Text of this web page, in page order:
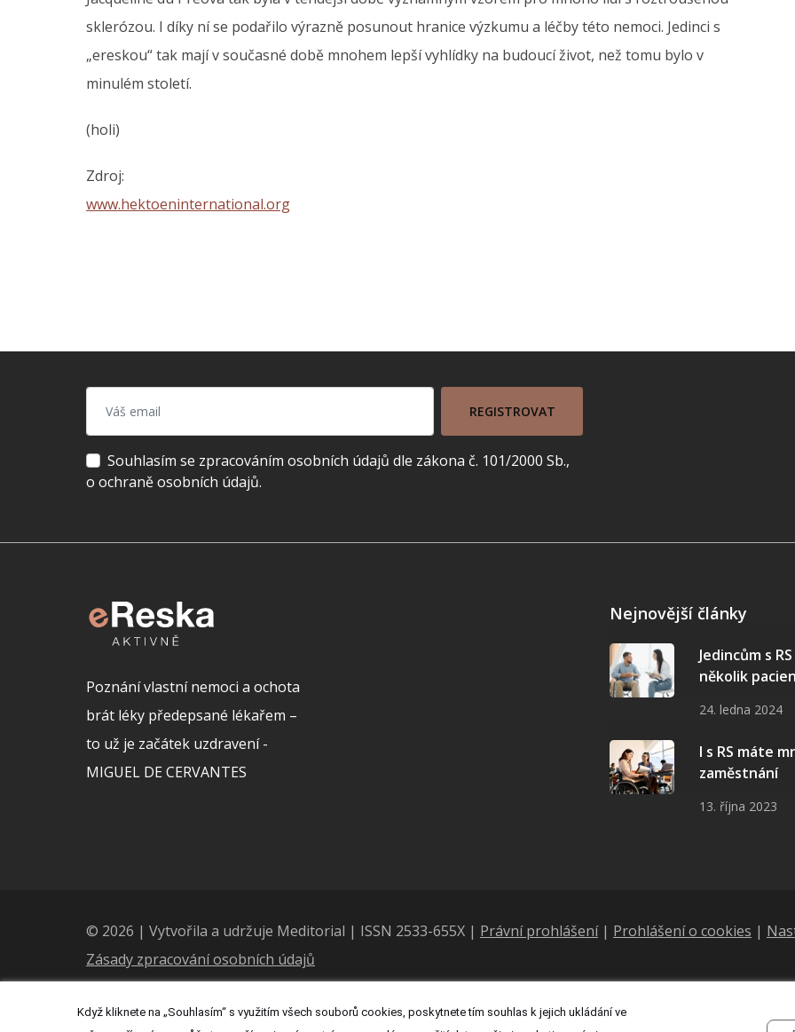
sklerózou. I díky ní se podařilo výrazně posunout hranice výzkumu a léčby této nemoci. Jedinci s
„ereskou“ tak mají v současné době mnohem lepší vyhlídky na budoucí život, než tomu bylo v
minulém století.
(holi)
Zdroj:
www.hektoeninternational.org
REGISTROVAT
Souhlasím se zpracováním osobních údajů dle zákona č. 101/2000 Sb.,
o ochraně osobních údajů.
Poznání vlastní nemoci a ochota
brát léky předepsané lékařem –
to už je začátek uzdravení -
MIGUEL DE CERVANTES
Nejnovější články
Jedincům s
několik
24. ledna 2024
I s RS máte
zaměstnání
13. října 2023
© 2026 | Vytvořila a udržuje Meditorial | ISSN 2533-655X | Právní prohlášení| Prohlášení o cookies |
Zásady zpracování osobních údajů
Když kliknete na „Souhlasím“ s využitím všech souborů cookies, poskytnete tím souhlas k jejich ukládání ve